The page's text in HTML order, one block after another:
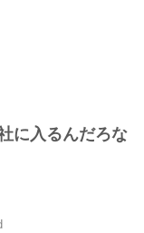
に入るんだろな